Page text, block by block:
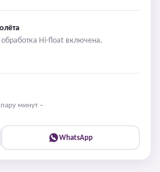
обработка Hi-float включена.
минут –
WhatsApp